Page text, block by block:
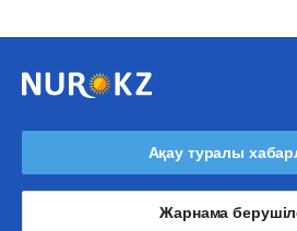
Ақау туралы
Жарнама